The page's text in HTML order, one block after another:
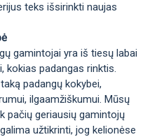
teks išsirinkti naujas
gamintojai yra iš tiesų labai
kokias padangas rinktis.
padangų kokybei,
ilgaamžiškumui. Mūsų
pačių geriausių gamintojų
užtikrinti, jog kelionėse